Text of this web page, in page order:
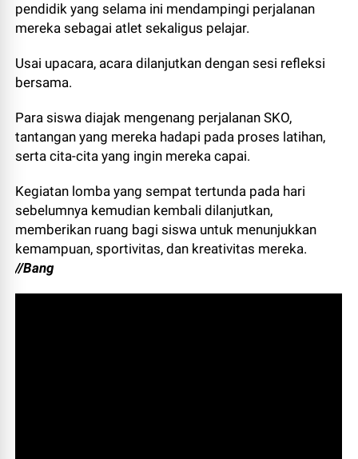
pendidik yang selama ini mendampingi perjalanan
mereka sebagai atlet sekaligus pelajar.
Usai upacara, acara dilanjutkan dengan sesi refleksi
bersama.
Para siswa diajak mengenang perjalanan SKO,
tantangan yang mereka hadapi pada proses latihan,
serta cita-cita yang ingin mereka capai.
Kegiatan lomba yang sempat tertunda pada hari
sebelumnya kemudian kembali dilanjutkan,
memberikan ruang bagi siswa untuk menunjukkan
kemampuan, sportivitas, dan kreativitas mereka.
//Bang